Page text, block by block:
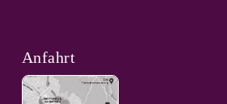
Anfahrt